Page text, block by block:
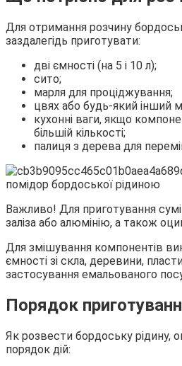
Для отримання розчину
заздалегідь приготувати:
дві ємності (на 5 і 10 л);
сито;
марля для проціджування;
цвях або будь-який інший
кухонні ваги, якщо
більшій кількості;
палиця з дерева для
Важливо! Для приготування
заліза або алюмінію, а також
Для змішування компонентів
ємності зі скла, деревини,
застосування емальованого
Порядок
Як розвести бордоську рідину,
порядок дій: